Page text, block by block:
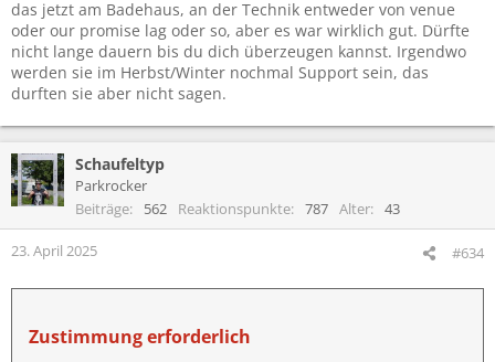
das jetzt am Badehaus, an der Technik entweder von venue
oder our promise lag oder so, aber es war wirklich gut. Dürfte
nicht lange dauern bis du dich überzeugen kannst. Irgendwo
werden sie im Herbst/Winter nochmal Support sein, das
durften sie aber nicht sagen.
Schaufeltyp
Parkrocker
Beiträge
562 Reaktionspunkte 787 Alter 43
23. April 2025 #634
Zustimmung erforderlich